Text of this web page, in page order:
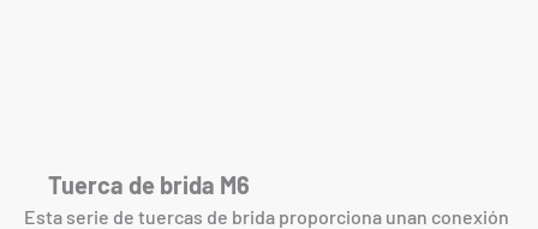
Tuerca de brida M6
Esta serie de tuercas de brida proporciona unan conexión